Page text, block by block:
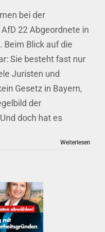
bei der
22 Abgeordnete in
Beim Blick auf die
Sie besteht fast nur
Juristen und
Gesetz in Bayern,
der
doch hat es
Weiterlesen